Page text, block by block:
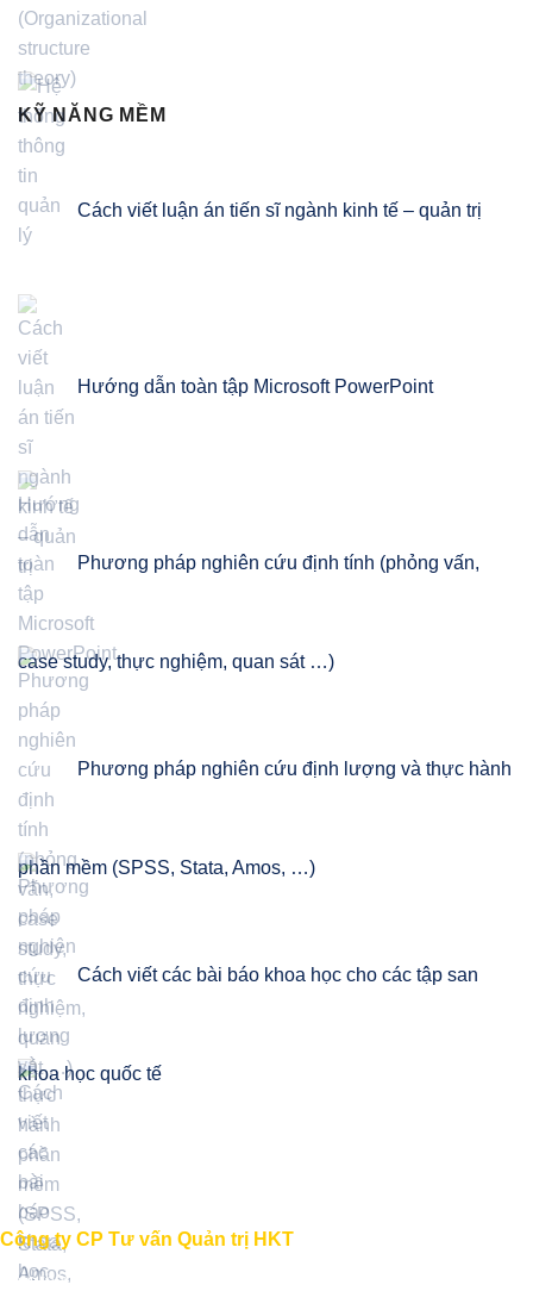
KỸ NĂNG MỀM
Cách viết luận án tiến sĩ ngành kinh tế – quản trị
Hướng dẫn toàn tập Microsoft PowerPoint
Phương pháp nghiên cứu định tính (phỏng vấn,
case study, thực nghiệm, quan sát …)
Phương pháp nghiên cứu định lượng và thực hành
phần mềm (SPSS, Stata, Amos, …)
Cách viết các bài báo khoa học cho các tập san
khoa học quốc tế
Công ty CP Tư vấn Quản trị HKT
"Học thức - Kinh nghiệm - Thành công"